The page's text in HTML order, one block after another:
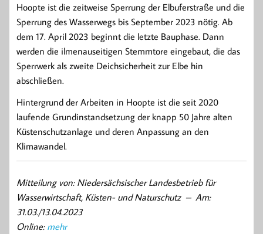
Hoopte ist die zeitweise Sperrung der Elbuferstraße und die
Sperrung des Wasserwegs bis September 2023 nötig. Ab
dem 17. April 2023 beginnt die letzte Bauphase. Dann
werden die ilmenauseitigen Stemmtore eingebaut, die das
Sperrwerk als zweite Deichsicherheit zur Elbe hin
abschließen.
Hintergrund der Arbeiten in Hoopte ist die seit 2020
laufende Grundinstandsetzung der knapp 50 Jahre alten
Küstenschutzanlage und deren Anpassung an den
Klimawandel.
Mitteilung von: Niedersächsischer Landesbetrieb für
Wasserwirtschaft, Küsten- und Naturschutz – Am:
31.03./13.04.2023
Online: mehr